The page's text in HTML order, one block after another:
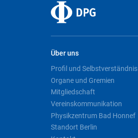
Über uns
Profil und Selbstverständnis
Organe und Gremien
Mitgliedschaft
Vereinskommunikation
Physikzentrum Bad Honnef
Standort Berlin